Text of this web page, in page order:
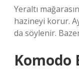
Yeraltı
hazineyi korur.
da söylenir.
Komodo